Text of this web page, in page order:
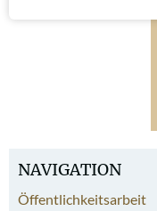
NAVIGATION
Öffentlichkeitsarbeit